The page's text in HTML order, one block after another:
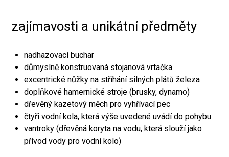
zajímavosti a unikátní předměty
nadhazovací buchar
důmyslně konstruovaná stojanová vrtačka
excentrické nůžky na stříhání silných plátů železa
doplňkové hamernické stroje (brusky, dynamo)
dřevěný kazetový měch pro vyhřívací pec
čtyři vodní kola, která výše uvedené uvádí do pohybu
vantroky (dřevěná koryta na vodu, která slouží jako
přívod vody pro vodní kolo)